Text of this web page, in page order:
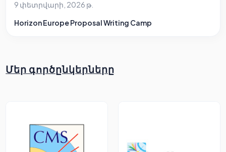
9 փետրվարի, 2026 թ.
Horizon Europe Proposal Writing Camp
Մեր գործընկերները